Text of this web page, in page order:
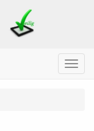
Menu